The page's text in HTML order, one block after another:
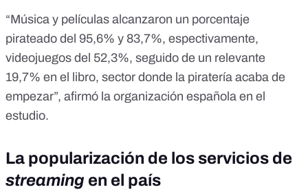
“Música y películas alcanzaron un porcentaje
pirateado del 95,6% y 83,7%, espectivamente,
videojuegos del 52,3%, seguido de un relevante
19,7% en el libro, sector donde la piratería acaba de
empezar”, afirmó la organización española en el
estudio.
La popularización de los servicios de
streaming en el país